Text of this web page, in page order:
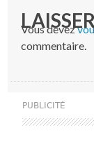
Vous devez
commentaire.
PUBLICITÉ